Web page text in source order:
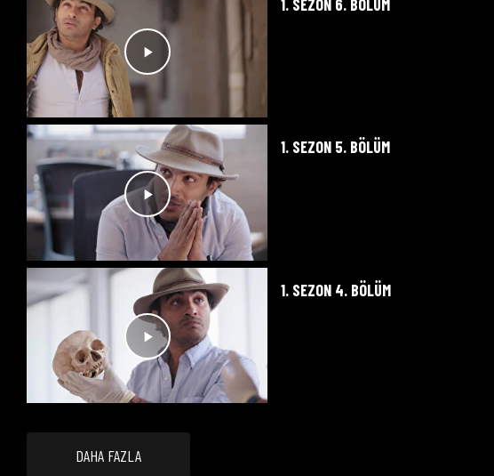
1. SEZON 6. BÖLÜM
1. SEZON 5. BÖLÜM
1. SEZON 4. BÖLÜM
DAHA FAZLA